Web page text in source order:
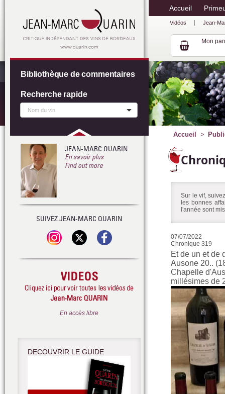
Accueil
Vidéos Jean-
Mon
Accueil
Sur le vif,
les bonnes
l'année sont
07/07/2022
Chronique 319
Et de un et de
Ausone 20..
Chapelle
millésimes de
Bibliothèque de commentaires
Recherche rapide
JEAN-MARC QUARIN
En savoir plus
Find out more
SUIVEZ JEAN-MARC QUARIN
En accès libre
DECOUVRIR LE GUIDE